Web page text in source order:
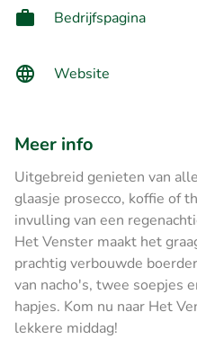
Bedrijfspagina
Website
Meer info
Uitgebreid genieten van
glaasje prosecco, koffie of
invulling van een
Het Venster maakt het
prachtig verbouwde
van nacho's, twee soepjes
hapjes. Kom nu naar Het
lekkere middag!